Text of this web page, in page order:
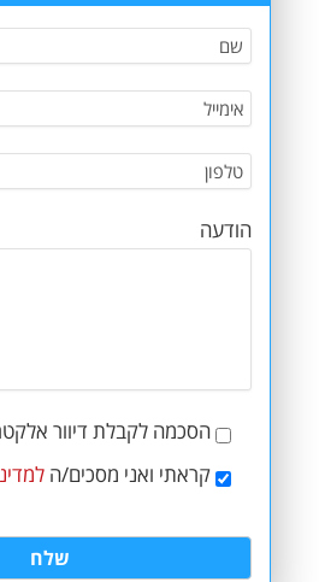
הודעה
הסכמה לקבלת דיוור
קראתי ואני מסכים/ה